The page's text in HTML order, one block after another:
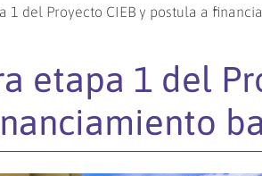
1 del Proyecto CIEB y postula a
etapa 1 del